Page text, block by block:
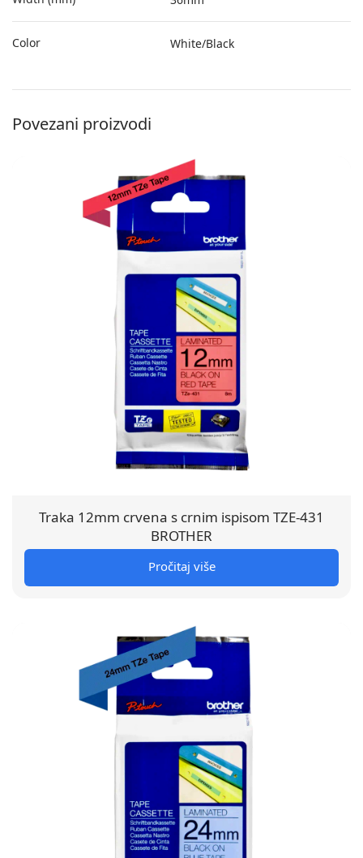
Color White/Black
Povezani proizvodi
Traka 12mm crvena s crnim ispisom TZE-431
BROTHER
Pročitaj više